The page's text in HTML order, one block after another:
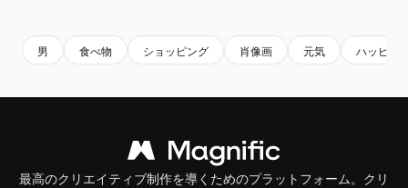
男 食べ物 ショッピング 肖像画 元気 ハッピー
最高のクリエイティブ制作を導くためのプラットフォーム。クリ